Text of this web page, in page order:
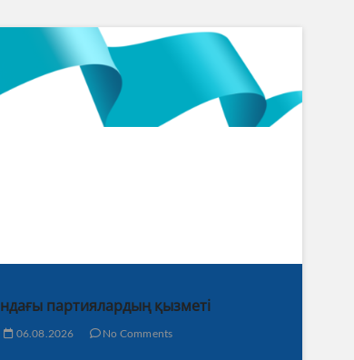
партиялардың қызметі
06.08.2026 No Comments